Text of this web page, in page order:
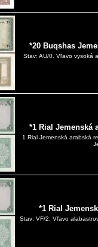
*20 Buqshas
Stav: AU/0. Vľavo vysoká
*1 Rial Jemenská
1 Rial Jemenská arabská
*1 Rial
Stav: VF/2. Vľavo